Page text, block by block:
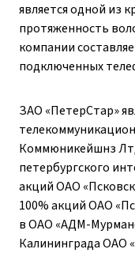
является одной из
протяженность
компании
подключенных
ЗАО «ПетерСтар»
Коммюникейшнз
петербургского
акций ОАО
100% акций ОАО
в ОАО «АДМ-
Калининграда ОАО